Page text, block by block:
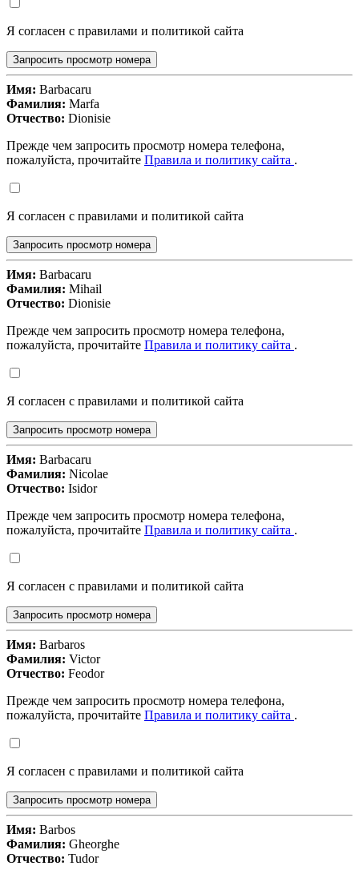
Я согласен с правилами и политикой сайта
Запросить просмотр номера
Имя: Barbacaru
Фамилия: Marfa
Отчество: Dionisie
Прежде чем запросить просмотр номера телефона,
пожалуйста, прочитайте Правила и политику сайта .
Я согласен с правилами и политикой сайта
Запросить просмотр номера
Имя: Barbacaru
Фамилия: Mihail
Отчество: Dionisie
Прежде чем запросить просмотр номера телефона,
пожалуйста, прочитайте Правила и политику сайта .
Я согласен с правилами и политикой сайта
Запросить просмотр номера
Имя: Barbacaru
Фамилия: Nicolae
Отчество: Isidor
Прежде чем запросить просмотр номера телефона,
пожалуйста, прочитайте Правила и политику сайта .
Я согласен с правилами и политикой сайта
Запросить просмотр номера
Имя: Barbaros
Фамилия: Victor
Отчество: Feodor
Прежде чем запросить просмотр номера телефона,
пожалуйста, прочитайте Правила и политику сайта .
Я согласен с правилами и политикой сайта
Запросить просмотр номера
Имя: Barbos
Фамилия: Gheorghe
Отчество: Tudor